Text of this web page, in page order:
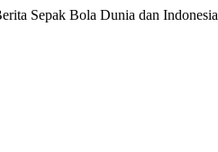
Sepak Bola Dunia dan Indonesia